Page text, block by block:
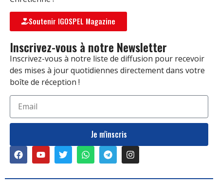
Soutenir IGOSPEL Magazine
Inscrivez-vous à notre Newsletter
Inscrivez-vous à notre liste de diffusion pour recevoir
des mises à jour quotidiennes directement dans votre
boîte de réception !
Je m'inscris